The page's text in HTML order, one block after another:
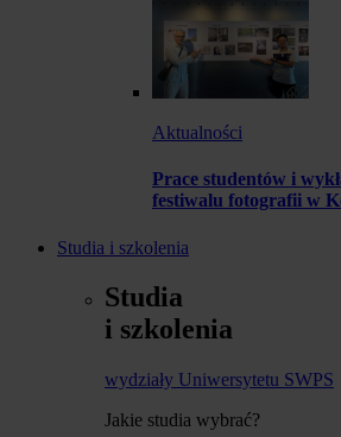
Aktualności
Prace studentów i
festiwalu fotografii w
Studia i szkolenia
Studia
i szkolenia
wydziały Uniwersytetu SWPS
Jakie studia wybrać?